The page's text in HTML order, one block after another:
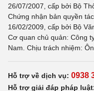
26/07/2007, cấp bởi Bộ
Chứng nhận bản quyền
16/02/2009, cấp bởi Bộ
Cơ quan chủ quản: Công
Nam. Chịu trách nhiệm:
Hỗ trợ về dịch vụ: 0938
Hỗ trợ giải đáp pháp